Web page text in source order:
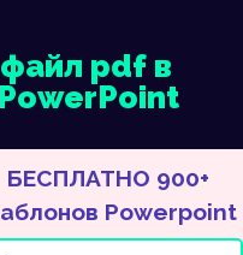
pdf в
БЕСПЛАТНО 900+
Powerpoint